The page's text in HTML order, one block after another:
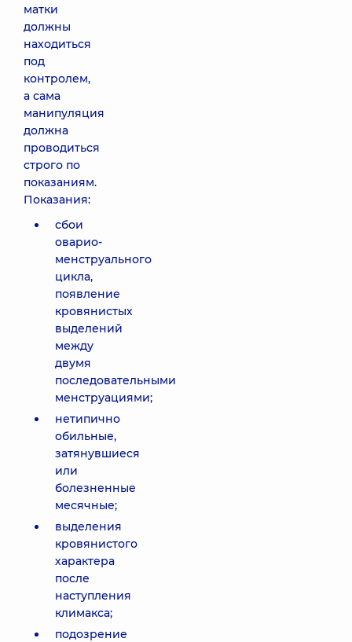
матки
должны
находиться
под
контролем,
а сама
манипуляция
должна
проводиться
строго по
показаниям.
Показания:
сбои
оварио-
менструального
цикла,
появление
кровянистых
выделений
между
двумя
последовательными
менструациями;
нетипично
обильные,
затянувшиеся
или
болезненные
месячные;
выделения
кровянистого
характера
после
наступления
климакса;
подозрение